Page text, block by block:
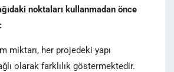
noktaları kullanmadan önce
miktarı, her projedeki yapı
olarak farklılık göstermektedir.